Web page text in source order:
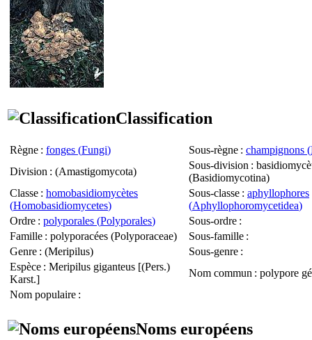
Classification
Règne : fonges (Fungi) Sous-règne : champignons (
Division : (Amastigomycota)
Sous-division :
(Basidiomycotina)
Classe : homobasidiomycètes
(Homobasidiomycetes)
Sous-classe : aphyllophores
(Aphyllophoromycetidea)
Ordre : polyporales (Polyporales) Sous-ordre :
Famille : polyporacées (Polyporaceae) Sous-famille :
Genre : (Meripilus) Sous-genre :
Espèce : Meripilus giganteus [(Pers.)
Karst.]
Nom commun : polypore
Nom populaire :
Noms européens